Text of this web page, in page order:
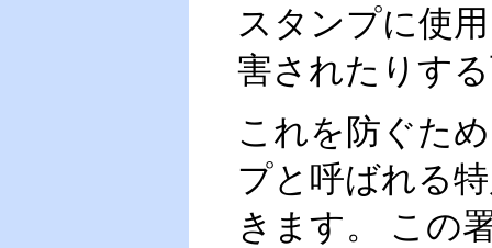
スタンプに使
害されたりす
これを防ぐた
プと呼ばれる
きます。 この